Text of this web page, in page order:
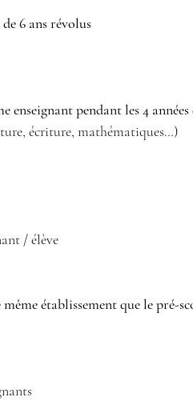
6 ans révolus
enseignant pendant les 4
écriture, mathématiques…)
/ élève
même établissement que le pré-